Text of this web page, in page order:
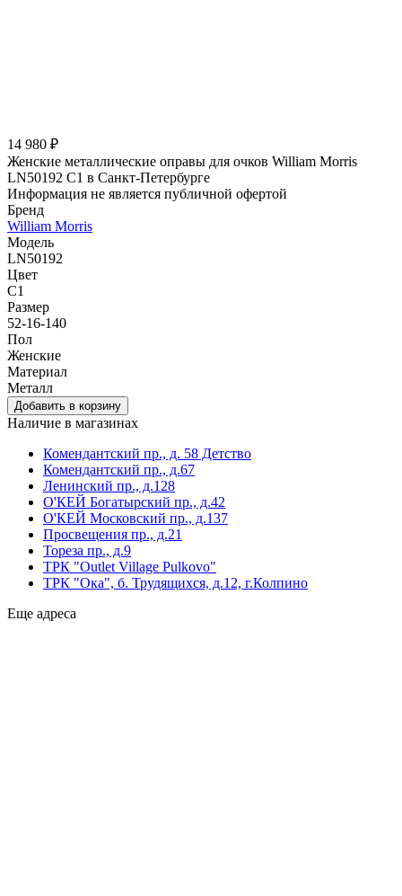
14 980 ₽
Женские металлические оправы для очков William Morris
LN50192 C1 в Санкт-Петербурге
Информация не является публичной офертой
Бренд
William Morris
Модель
LN50192
Цвет
C1
Размер
52-16-140
Пол
Женские
Материал
Металл
Наличие в магазинах
Комендантский пр., д. 58 Детство
Комендантский пр., д.67
Ленинский пр., д.128
О'КЕЙ Богатырский пр., д.42
О'КЕЙ Московский пр., д.137
Просвещения пр., д.21
Тореза пр., д.9
ТРК "Outlet Village Pulkovo"
ТРК "Ока", б. Трудящихся, д.12, г.Колпино
Еще адреса